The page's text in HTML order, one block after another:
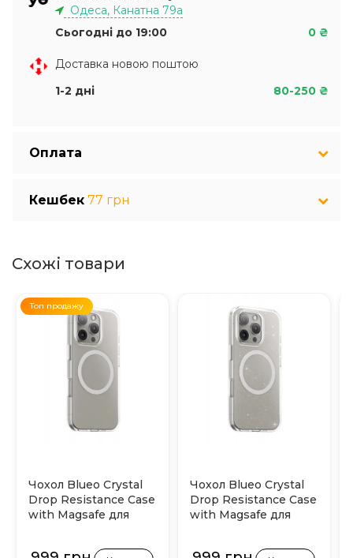
Одеса, Канатна 79а
Сьогодні до 19:00
0 ₴
Доставка новою поштою
1-2 дні
80-250 ₴
Оплата
Кешбек 77 грн
Схожі товари
Топ продажу
Чохол Blueo Crystal
Drop Resistance Case
with Magsafe для
Чохол Blueo Crystal
Drop Resistance Case
with Magsafe для